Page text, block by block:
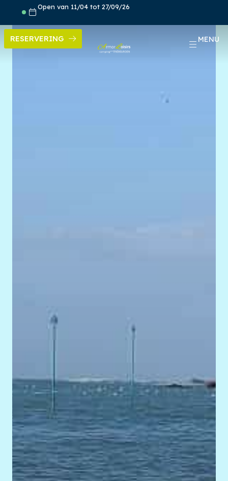
content
Open van 11/04 tot 27/09/26
MENU
RESERVERING